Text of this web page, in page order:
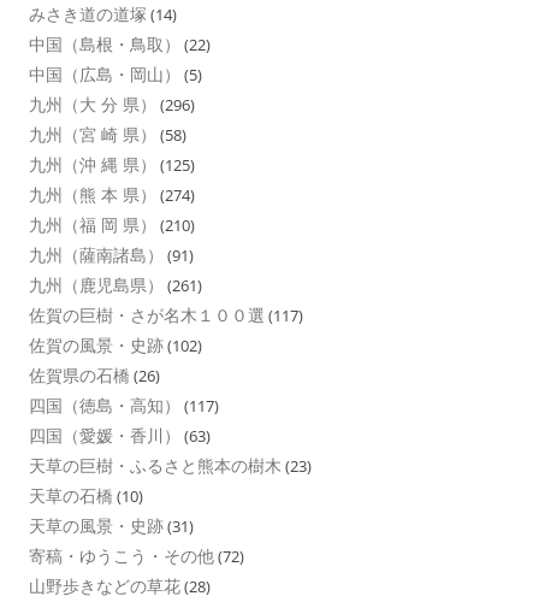
みさき道の道塚 (14)
中国（島根・鳥取） (22)
中国（広島・岡山） (5)
九州（大 分 県） (296)
九州（宮 崎 県） (58)
九州（沖 縄 県） (125)
九州（熊 本 県） (274)
九州（福 岡 県） (210)
九州（薩南諸島） (91)
九州（鹿児島県） (261)
佐賀の巨樹・さが名木１００選 (117)
佐賀の風景・史跡(102)
佐賀県の石橋 (26)
四国（徳島・高知） (117)
四国（愛媛・香川） (63)
天草の巨樹・ふるさと熊本の樹木 (23)
天草の石橋 (10)
天草の風景・史跡(31)
寄稿・ゆうこう・その他(72)
山野歩きなどの草花(28)